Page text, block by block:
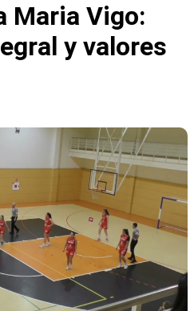
Maria Vigo:
y valores